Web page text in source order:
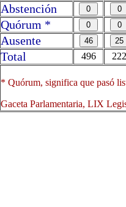
Abstención
Quórum *
Ausente
Total
496 222
* Quórum, significa que pasó
Gaceta Parlamentaria, LIX